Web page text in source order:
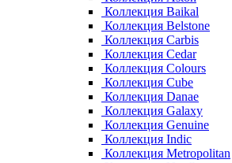
Коллекция Baikal
Коллекция Belstone
Коллекция Carbis
Коллекция Cedar
Коллекция Colours
Коллекция Cube
Коллекция Danae
Коллекция Galaxy
Коллекция Genuine
Коллекция Indic
Коллекция Metropolitan